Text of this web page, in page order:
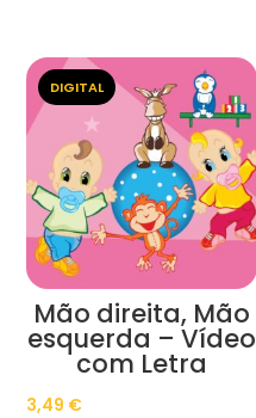
DIGITAL
Mão direita, Mão
esquerda – Vídeo
com Letra
3,49 €